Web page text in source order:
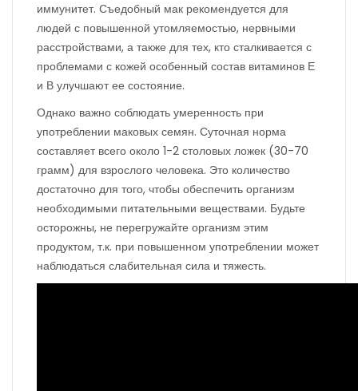
иммунитет. Съедобный мак рекомендуется для
людей с повышенной утомляемостью, нервными
расстройствами, а также для тех, кто сталкивается с
проблемами с кожей особенный состав витаминов Е
и В улучшают ее состояние.
Однако важно соблюдать умеренность при
употреблении маковых семян. Суточная норма
составляет всего около 1-2 столовых ложек (30-70
грамм) для взрослого человека. Это количество
достаточно для того, чтобы обеспечить организм
необходимыми питательными веществами. Будьте
осторожны, не перегружайте организм этим
продуктом, т.к. при повышенном употреблении может
наблюдаться слабительная сила и тяжесть.